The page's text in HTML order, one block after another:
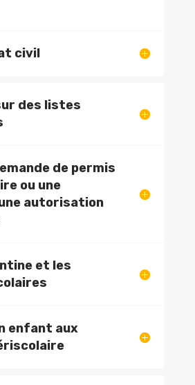
civil
des listes
de permis
ou une
autorisation
et les
enfant aux